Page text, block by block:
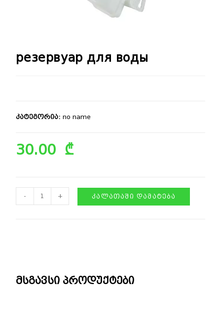
резервуар для воды
კატეგორია:no name
30.00 ₾
- + ᲙᲐᲚᲐᲗᲐᲨᲘ ᲓᲐᲛᲐᲢᲔᲑᲐ
მსგავსი პროდუქტები